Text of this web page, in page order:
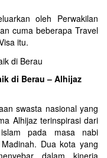
oleh Perwakilan
cuma beberapa Travel
itu.
di Berau – Alhijaz
swasta nasional yang
Alhijaz terinspirasi dari
pada masa nabi
Dua kota yang